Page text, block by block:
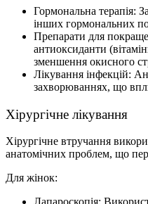
Гормональна терапія:
інших гормональних
Препарати для
антиоксиданти
зменшення окисного
Лікування інфекцій:
захворюваннях, що
Хірургічне лікування
Хірургічне втручання
анатомічних проблем, що
Для жінок: